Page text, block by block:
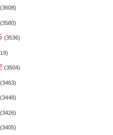
(3608)
(3580)
(3536)
(3504)
(3463)
(3448)
(3426)
(3405)